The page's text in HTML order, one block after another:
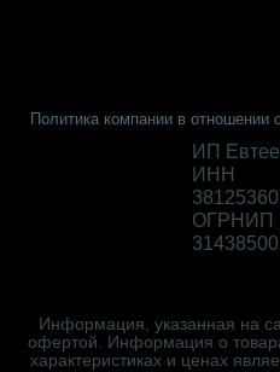
Политика компании в отношении
ИП
ИНН
ОГРНИП
Информация, указанная на
офертой. Информация о
характеристиках и ценах